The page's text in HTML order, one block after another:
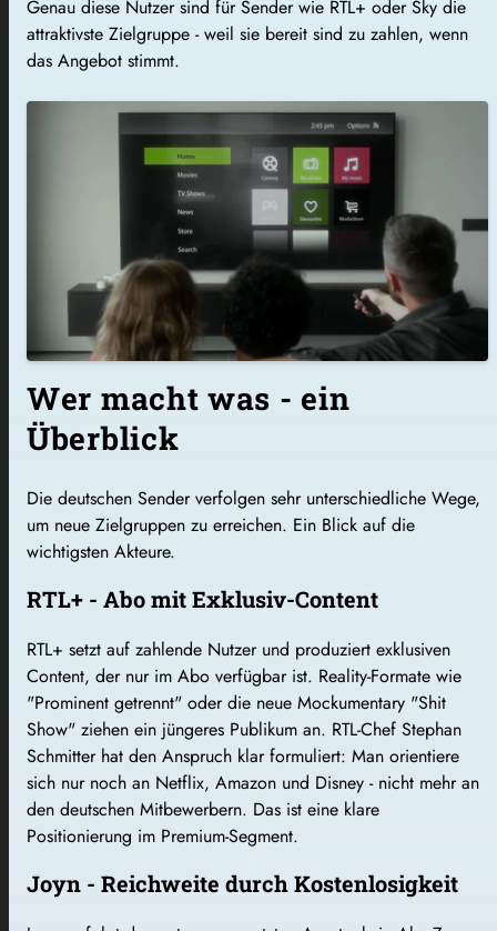
Genau diese Nutzer sind für Sender wie RTL+ oder Sky die
attraktivste Zielgruppe - weil sie bereit sind zu zahlen, wenn
das Angebot stimmt.
Wer macht was - ein
Überblick
Die deutschen Sender verfolgen sehr unterschiedliche Wege,
um neue Zielgruppen zu erreichen. Ein Blick auf die
wichtigsten Akteure.
RTL+ - Abo mit Exklusiv-Content
RTL+ setzt auf zahlende Nutzer und produziert exklusiven
Content, der nur im Abo verfügbar ist. Reality-Formate wie
"Prominent getrennt" oder die neue Mockumentary "Shit
Show" ziehen ein jüngeres Publikum an. RTL-Chef Stephan
Schmitter hat den Anspruch klar formuliert: Man orientiere
sich nur noch an Netflix, Amazon und Disney - nicht mehr an
den deutschen Mitbewerbern. Das ist eine klare
Positionierung im Premium-Segment.
Joyn - Reichweite durch Kostenlosigkeit